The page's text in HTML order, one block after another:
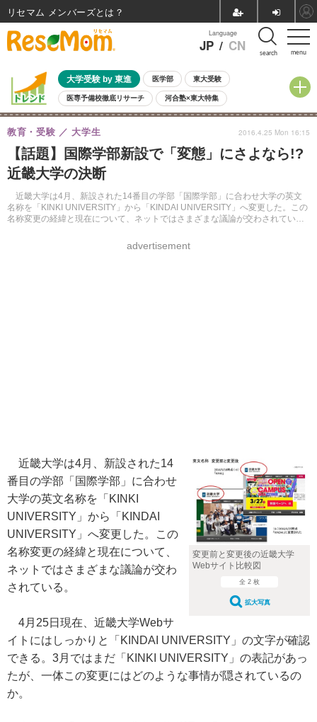
menu
Language
JP / CN search
大学受験 by 東進 医学部 東大受験
医専予備校徹底リサーチ 河合塾×東大特集
親子で考える大学選び 高校受験 中学受験 小学校受験
共通テスト 夏休み
8月開催イベント・WS 全国公立高校 過去問 人気記事
自由研究教材（小学生向け）
【話題】国際学部新設で「変態」にさよなら!?
近畿大学の決断
近畿大学は4月、新設された14番目の学部「国際学部」に合わせ大学の英文
名称を「KINKI UNIVERSITY」から「KINDAI UNIVERSITY」へ変更した。この
名称変更の経緯と現在について、ネットではさまざまな議論が交わされてい
教育・受験 大学生
advertisement
2016.4.25 Mon 16:15
変更前と変更後の近畿大学
Webサイト比較図
全 2 枚
拡大写真
近畿大学は4月、新設された14
番目の学部「国際学部」に合わせ
大学の英文名称を「KINKI
UNIVERSITY」から「KINDAI
UNIVERSITY」へ変更した。この
名称変更の経緯と現在について、
ネットではさまざまな議論が交わ
されている。
4月25日現在、近畿大学Webサ
イトにはしっかりと「KINDAI UNIVERSITY」の文字が確認
できる。3月ではまだ「KINKI UNIVERSITY」の表記があっ
たが、一体この変更にはどのような事情が隠されているの
か。
リセマム メンバーズ